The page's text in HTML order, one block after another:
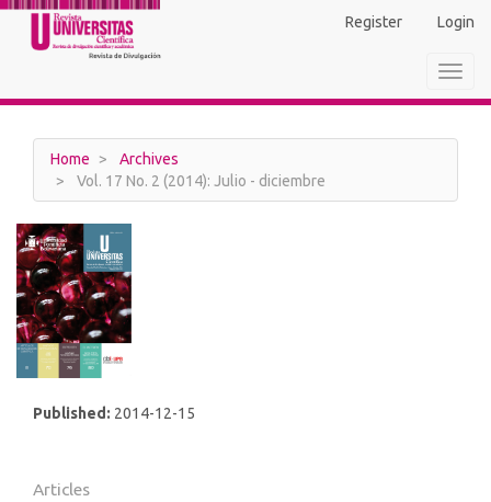
Main
Navigation
Main
Sidebar
Register Login
Home
Archives
Vol. 17 No. 2 (2014): Julio - diciembre
Published: 2014-12-15
Articles